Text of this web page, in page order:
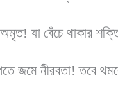
যা বেঁচে থাকার
জমে নীরবতা! তবে